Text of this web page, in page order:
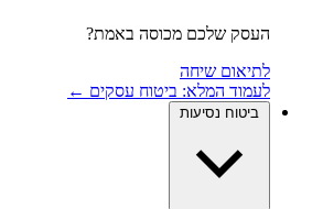
העסק שלכם מכוסה באמת?
לתיאום שיחה
לעמוד המלא: ביטוח עסקים ←
ביטוח נסיעות